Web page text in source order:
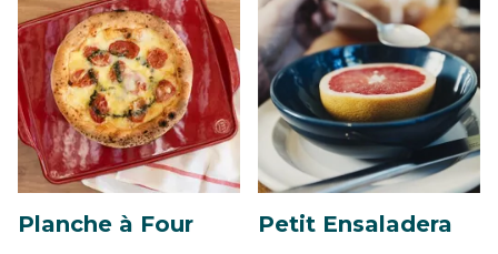
Planche à Four Petit Ensaladera